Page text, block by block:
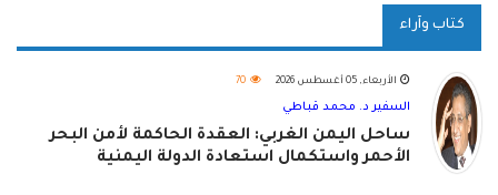
كتاب وآراء
الأربعاء, 05 أغسطس 2026 70
السفير د. محمد قباطي
ساحل اليمن الغربي: العقدة الحاكمة لأمن البحر
الأحمر واستكمال استعادة الدولة اليمنية